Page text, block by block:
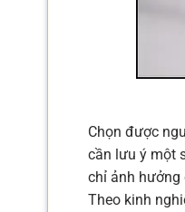
Chọn được
cần lưu ý một
chỉ ảnh hưởng
Theo kinh